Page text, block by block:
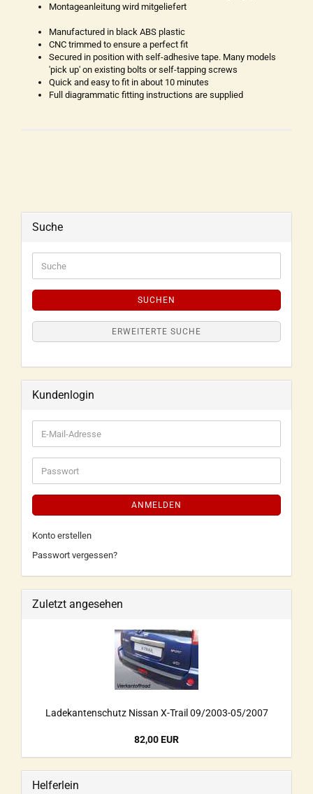
Montageanleitung wird mitgeliefert
Manufactured in black ABS plastic
CNC trimmed to ensure a perfect fit
Secured in position with self-adhesive tape. Many models
'pick up' on existing bolts or self-tapping screws
Quick and easy to fit in about 10 minutes
Full diagrammatic fitting instructions are supplied
Suche
SUCHEN
ERWEITERTE SUCHE
Kundenlogin
ANMELDEN
Konto erstellen
Passwort vergessen?
Zuletzt angesehen
Ladekantenschutz Nissan X-Trail 09/2003-05/2007
82,00 EUR
Helferlein